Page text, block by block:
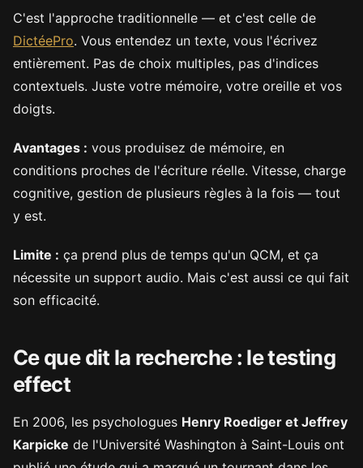
C'est l'approche traditionnelle — et c'est celle de
DictéePro. Vous entendez un texte, vous l'écrivez
entièrement. Pas de choix multiples, pas d'indices
contextuels. Juste votre mémoire, votre oreille et vos
doigts.
Avantages : vous produisez de mémoire, en
conditions proches de l'écriture réelle. Vitesse, charge
cognitive, gestion de plusieurs règles à la fois — tout
y est.
Limite : ça prend plus de temps qu'un QCM, et ça
nécessite un support audio. Mais c'est aussi ce qui fait
son efficacité.
Ce que dit la recherche : le testing
effect
En 2006, les psychologues Henry Roediger et Jeffrey
Karpicke de l'Université Washington à Saint-Louis ont